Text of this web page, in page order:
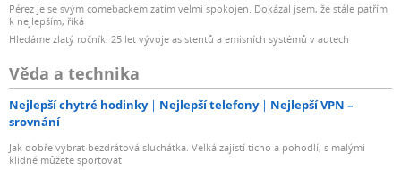
Pérez je se svým comebackem zatím velmi spokojen. Dokázal jsem, že stále patřím
k nejlepším, říká
Hledáme zlatý ročník: 25 let vývoje asistentů a emisních systémů v autech
Věda a technika
Nejlepší chytré hodinky Nejlepší telefony
Nejlepší VPN –
srovnání
Jak dobře vybrat bezdrátová sluchátka. Velká zajistí ticho a pohodlí, s malými
klidně můžete sportovat